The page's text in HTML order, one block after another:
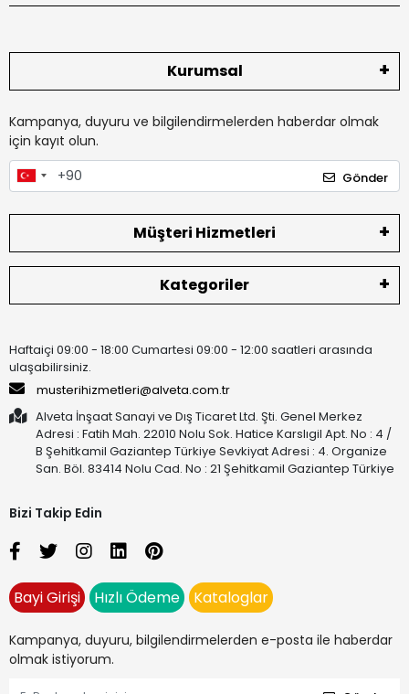
Kurumsal
Kampanya, duyuru ve bilgilendirmelerden haberdar olmak
için kayıt olun.
Gönder
Müşteri Hizmetleri
Kategoriler
Haftaiçi 09:00 - 18:00 Cumartesi 09:00 - 12:00 saatleri arasında
ulaşabilirsiniz.
musterihizmetleri@alveta.com.tr
Alveta İnşaat Sanayi ve Dış Ticaret Ltd. Şti. Genel Merkez
Adresi : Fatih Mah. 22010 Nolu Sok. Hatice Karslıgil Apt. No : 4 /
B Şehitkamil Gaziantep Türkiye Sevkiyat Adresi : 4. Organize
San. Böl. 83414 Nolu Cad. No : 21 Şehitkamil Gaziantep Türkiye
Bizi Takip Edin
Bayi Girişi Hızlı Ödeme Kataloglar
Kampanya, duyuru, bilgilendirmelerden e-posta ile haberdar
olmak istiyorum.